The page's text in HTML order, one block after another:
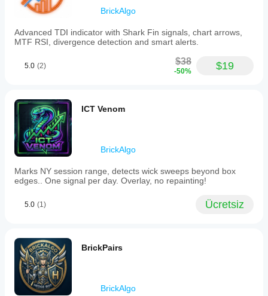
BrickAlgo
Advanced TDI indicator with Shark Fin signals, chart arrows,
MTF RSI, divergence detection and smart alerts.
5.0 (2) $38
-50% $19
ICT Venom
BrickAlgo
Marks NY session range, detects wick sweeps beyond box
edges.. One signal per day. Overlay, no repainting!
5.0 (1) Ücretsiz
BrickPairs
BrickAlgo